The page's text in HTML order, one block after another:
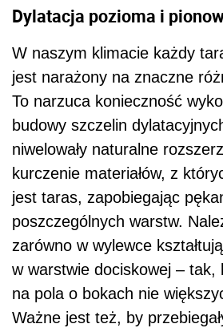
Dylatacja pozioma i
W naszym klimacie każdy
jest narażony na znaczne
To narzuca konieczność
budowy szczelin
niwelowały naturalne
kurczenie materiałów, z
jest taras, zapobiegając
poszczególnych warstw.
zarówno w wylewce
w warstwie dociskowej – tak,
na pola o bokach nie
Ważne jest też, by